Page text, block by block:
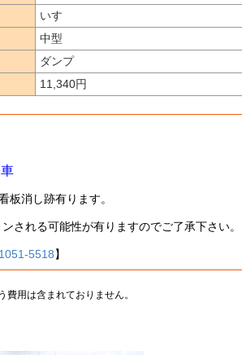
いすゞ
中型
ダンプ
11,340円
消し跡有ります。
される可能性が有りますのでご了承下さい。
5518】
用は含まれておりません。